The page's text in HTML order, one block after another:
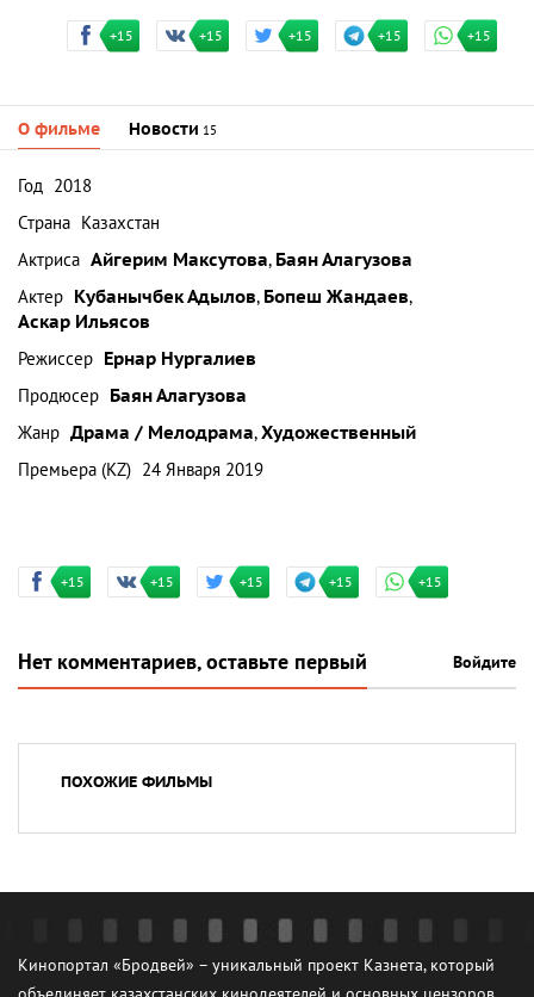
+15 +15 +15 +15 +15
О фильме Новости 15
Год 2018
Страна Казахстан
Актриса Айгерим Максутова, Баян Алагузова
Актер Кубанычбек Адылов, Бопеш Жандаев,
Аскар Ильясов
Режиссер Ернар Нургалиев
Продюсер Баян Алагузова
Жанр Драма / Мелодрама,Художественный
Премьера (KZ) 24 Января 2019
+15 +15 +15 +15 +15
Нет комментариев, оставьте первый Войдите
ПОХОЖИЕ ФИЛЬМЫ
Кинопортал «Бродвей» – уникальный проект Казнета, который